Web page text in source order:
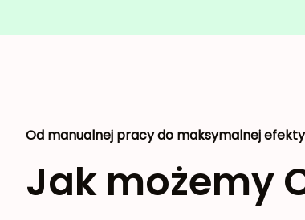
Od manualnej pracy do maksymalnej
Jak możemy